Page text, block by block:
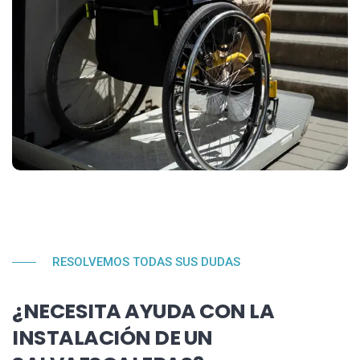
RESOLVEMOS TODAS SUS DUDAS
¿NECESITA AYUDA CON LA
INSTALACIÓN DE UN